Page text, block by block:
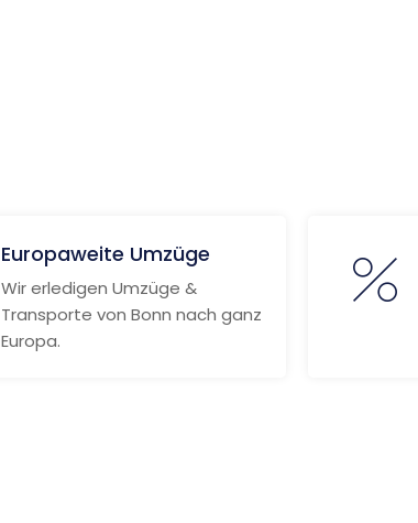
Europaweite Umzüge
Wir erledigen Umzüge &
Transporte von Bonn nach ganz
Europa.